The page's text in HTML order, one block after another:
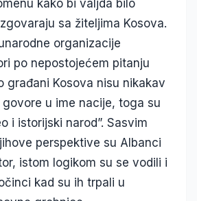
kako bi valjda bilo
sa žiteljima Kosova.
organizacije
po nepostojećem pitanju
građani Kosova nisu nikakav
u ime nacije, toga su
i istorijski narod”. Sasvim
perspektive su Albanci
istom logikom su se vodili i
kad su ih trpali u